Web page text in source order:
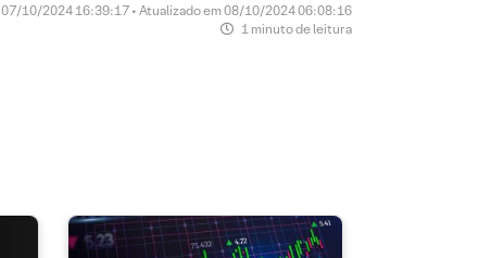
07/10/2024 16:39:17 • Atualizado em 08/10/2024 06:08:16
1 minuto de leitura